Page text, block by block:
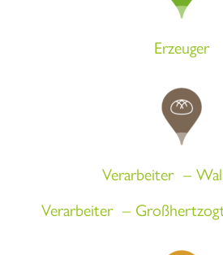
Erzeuger
Verarbeiter –
Verarbeiter –